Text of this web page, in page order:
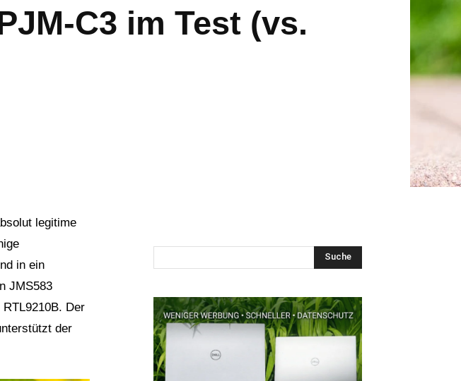
C3 im Test (vs.
legitime
in ein
JMS583
Der
der
Suche